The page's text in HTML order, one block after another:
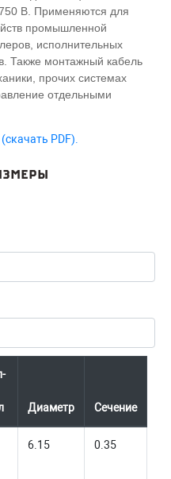
В. Применяются для
промышленной
исполнительных
Также монтажный кабель
прочих системах
отдельными
PDF).
Диаметр Сечение
6.15 0.35